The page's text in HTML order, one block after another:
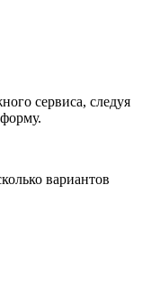
сервиса, следуя
вариантов